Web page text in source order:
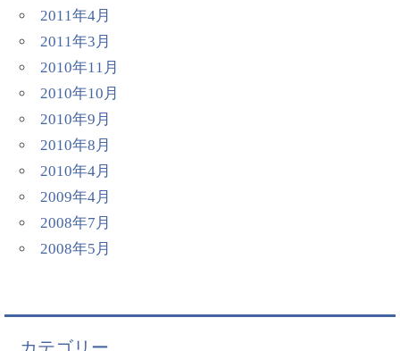
2011年4月
2011年3月
2010年11月
2010年10月
2010年9月
2010年8月
2010年4月
2009年4月
2008年7月
2008年5月